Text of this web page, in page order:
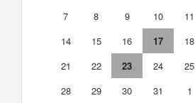
7
8 9 10 11
14
15 16 17 18
21
22 23 24 25
28
29 30 31 1